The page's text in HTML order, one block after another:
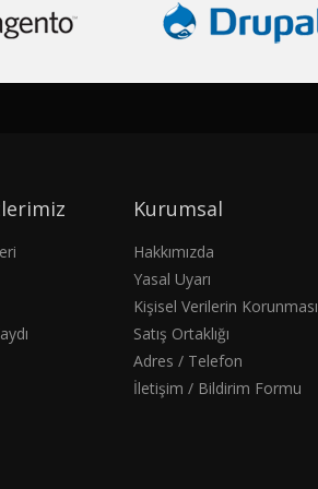
Kurumsal
Hakkımızda
Yasal Uyarı
Kişisel Verilerin Korunması
Satış Ortaklığı
Adres / Telefon
İletişim / Bildirim Formu